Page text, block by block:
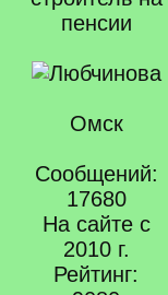
пенсии
Омск
Сообщений:
17680
На сайте с
2010 г.
Рейтинг: